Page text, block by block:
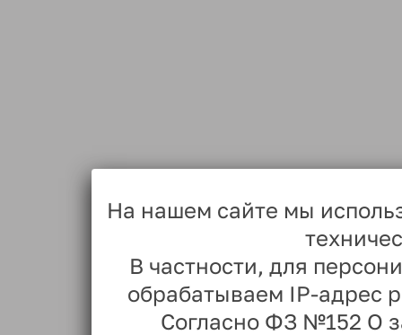
На нашем сайте мы
В частности, для
обрабатываем IP-адрес
Согласно ФЗ №152 О